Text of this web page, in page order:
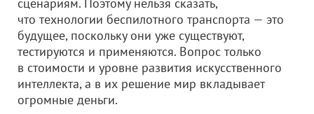
что технологии беспилотного транспорта — это
будущее, поскольку они уже существуют,
тестируются и применяются. Вопрос только
в стоимости и уровне развития искусственного
интеллекта, а в их решение мир вкладывает
огромные деньги.